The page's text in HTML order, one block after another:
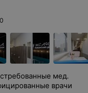
мед.
врачи